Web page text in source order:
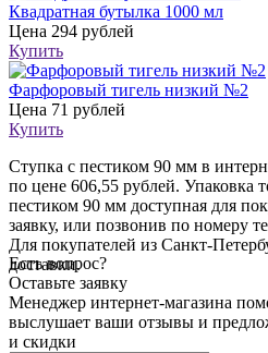
Квадратная бутылка 1000 мл
Цена 294 рублей
Купить
Фарфоровый тигель низкий №2
Цена 71 рублей
Купить
Ступка с пестиком 90 мм в
по цене 606,55 рублей. Упаковка
пестиком 90 мм доступная для
заявку, или позвонив по номеру
Для покупателей из Санкт-
доставки.
Есть вопрос?
Оставьте заявку
Менеджер интернет-магазина
выслушает ваши отзывы и
и скидки